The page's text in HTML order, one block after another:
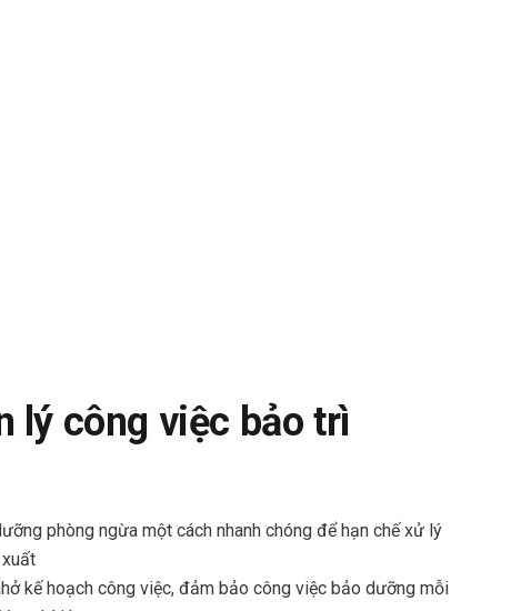
lý công việc bảo trì
phòng ngừa một cách nhanh chóng để hạn chế xử lý
kế hoạch công việc, đảm bảo công việc bảo dưỡng mỗi